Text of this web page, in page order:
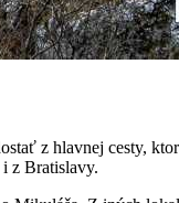
z hlavnej cesty,
i z Bratislavy.